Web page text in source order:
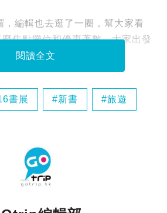
，編輯也去逛了一圈，幫大家看
焦點攤位和優惠著數。大家出發
行一次！
閱讀全文
書展 新書 旅遊